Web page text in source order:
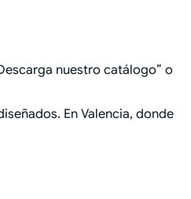
nuestro catálogo” o
En Valencia, donde